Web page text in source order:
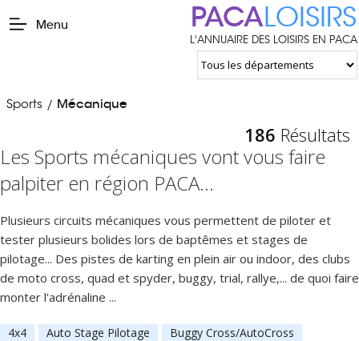
Menu PACALOISIRS
L'ANNUAIRE DES LOISIRS EN PACA
Sports / Mécanique
186 Résultats
Les Sports mécaniques vont vous faire
palpiter en région PACA...
Plusieurs circuits mécaniques vous permettent de piloter et
tester plusieurs bolides lors de baptêmes et stages de
pilotage... Des pistes de karting en plein air ou indoor, des clubs
de moto cross, quad et spyder, buggy, trial, rallye,... de quoi faire
monter l'adrénaline ...
4x4 Auto Stage Pilotage
Buggy Cross/AutoCross